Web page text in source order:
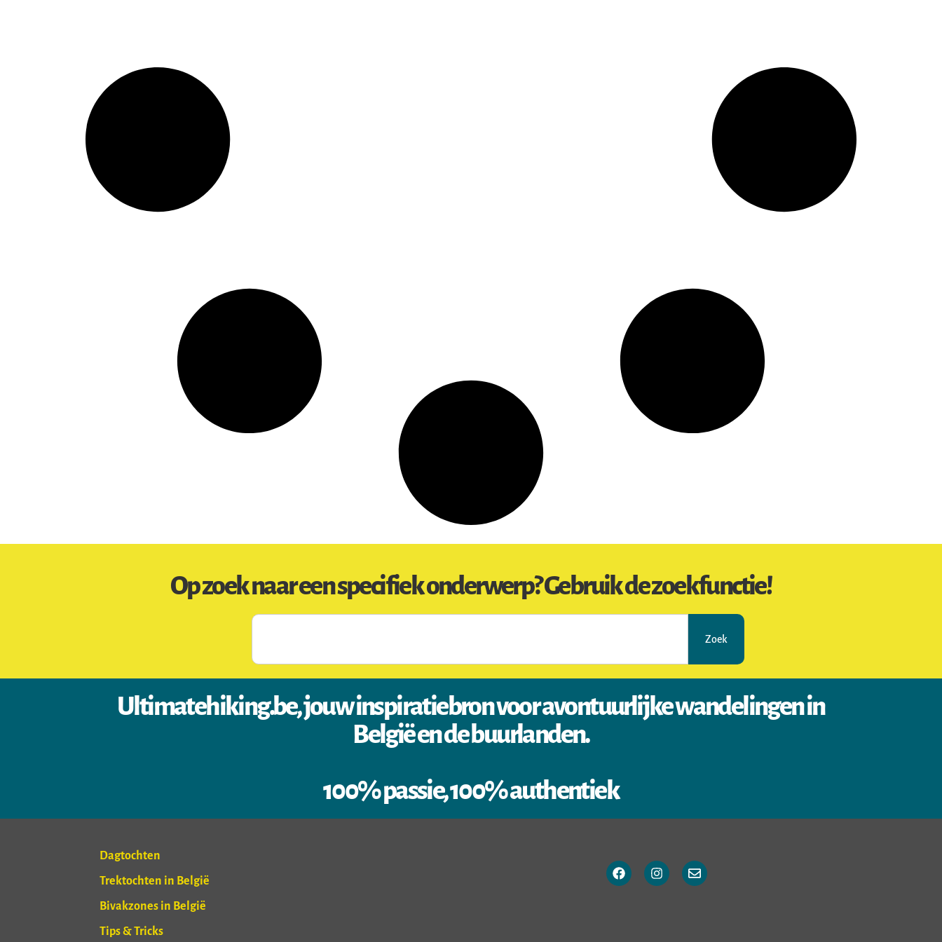
Op zoek naar een specifiek onderwerp? Gebruik de zoekfunctie!
Zoek
Ultimatehiking.be, jouw inspiratiebron voor avontuurlijke wandelingen in
België en de buurlanden.
100% passie, 100% authentiek
Dagtochten
Trektochten in België
Bivakzones in België
Tips & Tricks